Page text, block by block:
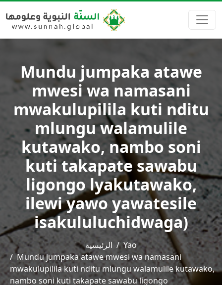
Mundu jumpaka atawe
mwesi wa namasani
mwakulupilila kuti nditu
mlungu walamulile
kutawako, nambo soni
kuti takapate sawabu
ligongo lyakutawako,
ilewi yawo yawatesile
isakululuchidwaga)
الرئيسية
Yao
Mundu jumpaka atawe mwesi wa namasani
mwakulupilila kuti nditu mlungu walamulile kutawako,
nambo soni kuti takapate sawabu ligongo